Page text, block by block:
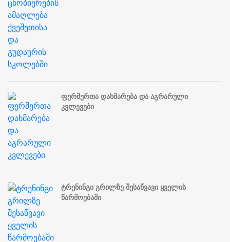
ფერმერთა დახმარება და აგრარული
კვლევები
ტრენინგი გრილზე შესაწვავი ყველის
წარმოებაში